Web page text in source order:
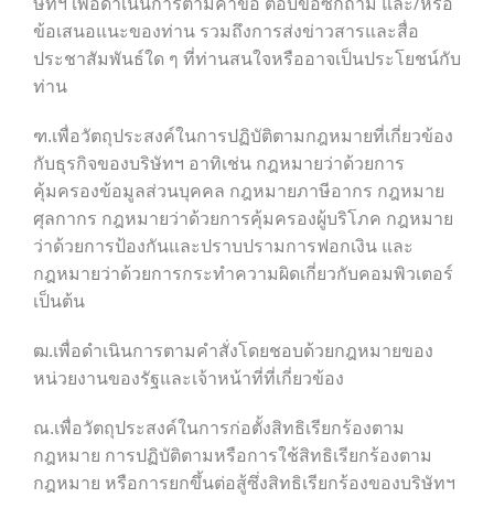
ข้อเสนอแนะของท่าน รวมถึงการส่งข่าวสารและสื่อ
ประชาสัมพันธ์ใด ๆ ที่ท่านสนใจหรืออาจเป็นประโยชน์กับ
ท่าน
ฑ.เพื่อวัตถุประสงค์ในการปฏิบัติตามกฎหมายที่เกี่ยวข้อง
กับธุรกิจของบริษัทฯ อาทิเช่น กฎหมายว่าด้วยการ
คุ้มครองข้อมูลส่วนบุคคล กฎหมายภาษีอากร กฎหมาย
ศุลกากร กฎหมายว่าด้วยการคุ้มครองผู้บริโภค กฎหมาย
ว่าด้วยการป้องกันและปราบปรามการฟอกเงิน และ
กฎหมายว่าด้วยการกระทำความผิดเกี่ยวกับคอมพิวเตอร์
เป็นต้น
ฒ.เพื่อดำเนินการตามคำสั่งโดยชอบด้วยกฎหมายของ
หน่วยงานของรัฐและเจ้าหน้าที่ที่เกี่ยวข้อง
ณ.เพื่อวัตถุประสงค์ในการก่อตั้งสิทธิเรียกร้องตาม
กฎหมาย การปฏิบัติตามหรือการใช้สิทธิเรียกร้องตาม
กฎหมาย หรือการยกขึ้นต่อสู้ซึ่งสิทธิเรียกร้องของบริษัทฯ